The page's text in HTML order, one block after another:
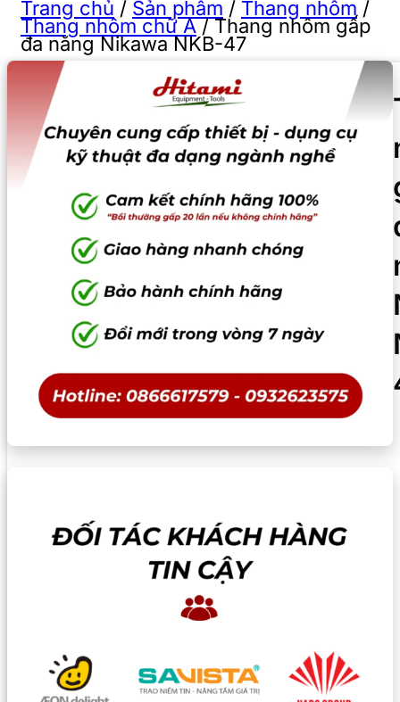
Trang chủ / Sản phẩm / Thang nhôm /
Thang nhôm chữ A/Thang nhôm gấp
đa năng Nikawa NKB-47